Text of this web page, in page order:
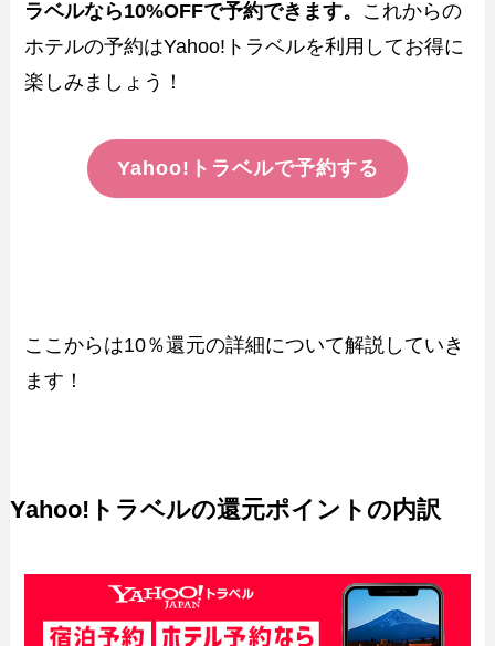
ラベルなら10%OFFで予約できます。 これからの
ホテルの予約はYahoo!トラベルを利用してお得に
楽しみましょう！
Yahoo!トラベルで予約する
ここからは10％還元の詳細について解説していき
ます！
Yahoo!トラベルの還元ポイントの内訳